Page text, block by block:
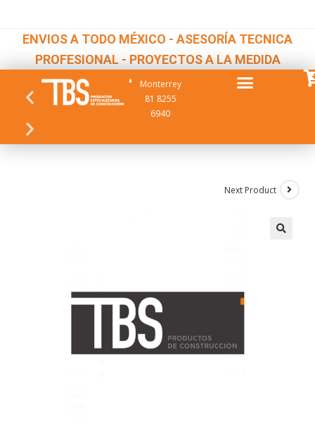
ENVIOS A TODO MÉXICO - ASESORÍA TECNICA
PROFESIONAL - PROYECTOS A LA MEDIDA
Monterrey
81 8255
6940
Next Product